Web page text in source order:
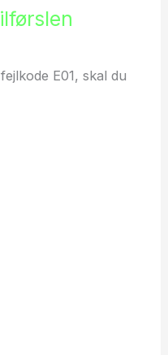
E01, skal du